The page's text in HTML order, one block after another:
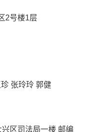
2号楼1层
张玲玲 郭健
区司法局一楼 邮编